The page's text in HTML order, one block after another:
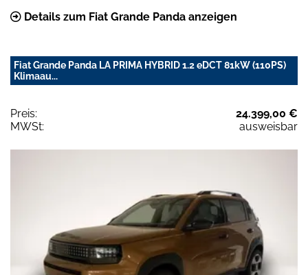
Details zum Fiat Grande Panda anzeigen
Fiat Grande Panda LA PRIMA HYBRID 1.2 eDCT 81kW (110PS)
Klimaau...
Preis:
24.399,00 €
MWSt:
ausweisbar